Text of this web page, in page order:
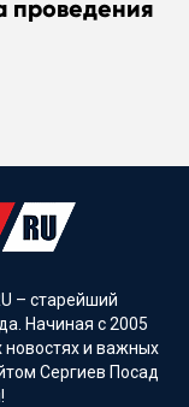
проведения
– старейший
Начиная с 2005
и важных
Сергиев Посад